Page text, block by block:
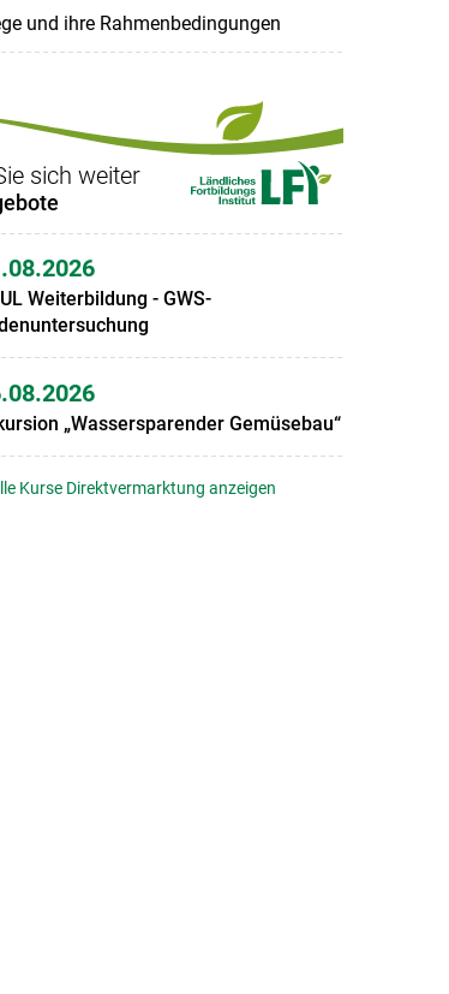
und ihre Rahmenbedingungen
sich weiter
Weiterbildung - GWS-
„Wassersparender Gemüsebau“
Kurse Direktvermarktung anzeigen